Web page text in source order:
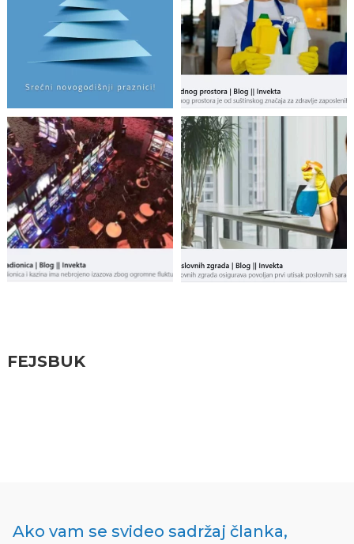
FEJSBUK
Ako vam se svideo sadržaj članka,